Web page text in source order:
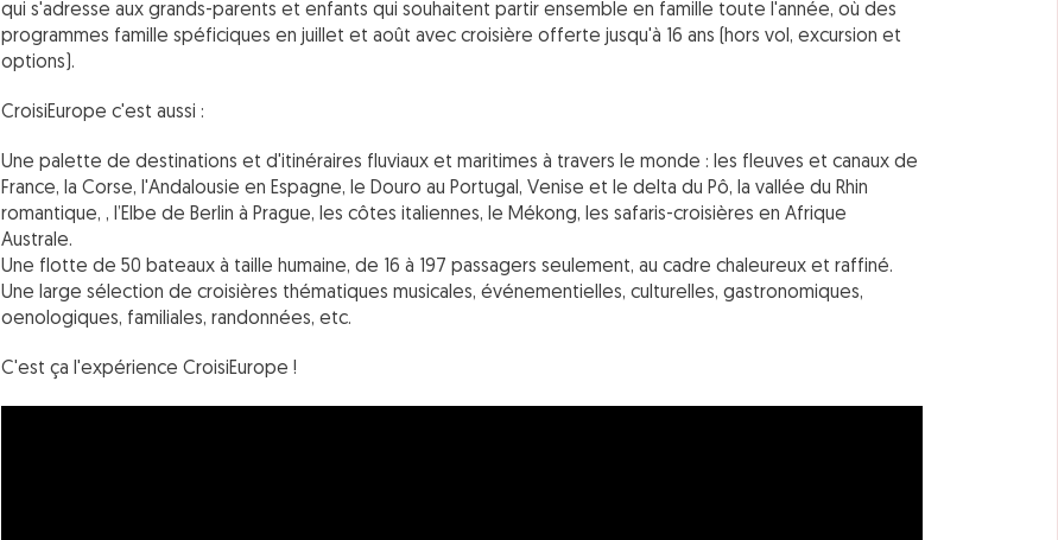
qui s'adresse aux grands-parents et enfants qui souhaitent partir ensemble en famille toute l'année, où des
programmes famille spéficiques en juillet et août avec croisière offerte jusqu'à 16 ans (hors vol, excursion et
options).
CroisiEurope c'est aussi :
Une palette de destinations et d'itinéraires fluviaux et maritimes à travers le monde : les fleuves et canaux de
France, la Corse, l'Andalousie en Espagne, le Douro au Portugal, Venise et le delta du Pô, la vallée du Rhin
romantique, , l’Elbe de Berlin à Prague, les côtes italiennes, le Mékong, les safaris-croisières en Afrique
Australe.
Une flotte de 50 bateaux à taille humaine, de 16 à 197 passagers seulement, au cadre chaleureux et raffiné.
Une large sélection de croisières thématiques musicales, événementielles, culturelles, gastronomiques,
oenologiques, familiales, randonnées, etc.
C'est ça l'expérience CroisiEurope !